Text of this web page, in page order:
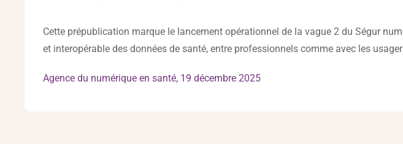
Cette prépublication marque le lancement opérationnel de la vague 2 du Ségur
et interopérable des données de santé, entre professionnels comme avec les
Agence du numérique en santé, 19 décembre 2025